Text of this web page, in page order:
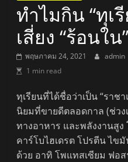
ทำไมกิน “ทุเ
เสี่ยง “ร้อนใน”
พฤษภาคม 24, 2021 admin
1 min read
ทุเรียนที่ได้ชื่อว่าเป็น “ราช
นิยมที่ขายดีตลอดกาล (ช่ว
ทางอาหาร และพลังงานสูง
คาร์โบไฮเดรต โปรตีน ไข
ด้วย อาทิ โพแทสเซียม ฟอ